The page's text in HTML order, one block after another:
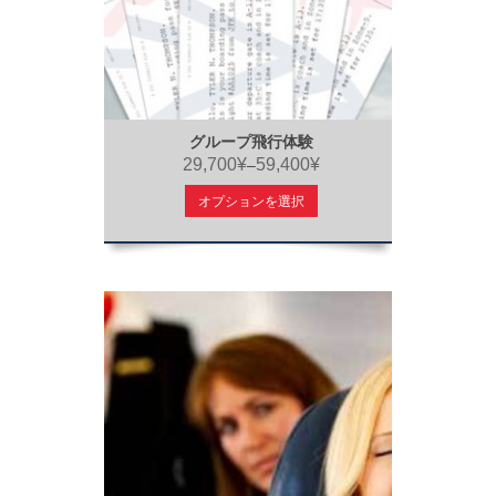
グループ飛行体験
29,700¥–59,400¥
オプションを選択